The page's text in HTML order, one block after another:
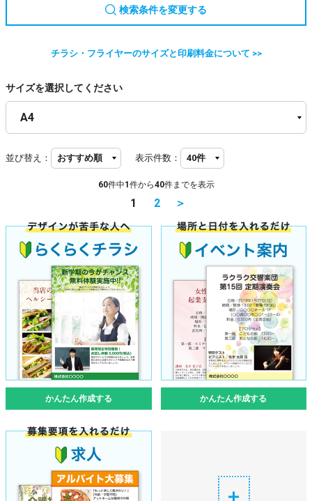
検索条件を変更する
チラシ・フライヤーのサイズと印刷料金について >>
サイズを選択してください
並び替え： 表示件数：
60件中1 件から40件までを表示
1 2 ＞
かんたん作成する かんたん作成する